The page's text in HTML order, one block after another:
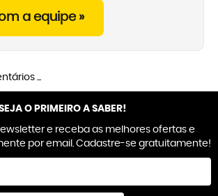
a equipe »
...
O PRIMEIRO A SABER!
e receba as melhores ofertas e
por email. Cadastre-se gratuitamente!